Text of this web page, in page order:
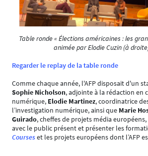
Table ronde « Élections américaines : les
animée par Elodie Cuzin (à
Regarder le replay de la table ronde
Comme chaque année, l'AFP disposait d'un
Sophie Nicholson, adjointe à la rédaction en
numérique, Elodie Martinez, coordinatrice
l’investigation numérique, ainsi que Marie
Guirado, cheffes de projets média
avec le public présent et présenter les
Courseset les projets européens dont l’AFP